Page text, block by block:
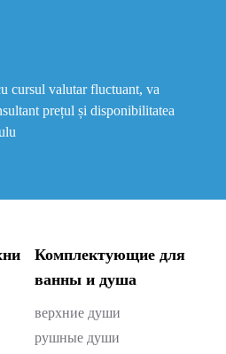
cursul valutar fluctuant, va
prețul și disponibilitatea
Комплектующие для
ванны и душа
верхние души
рушные души